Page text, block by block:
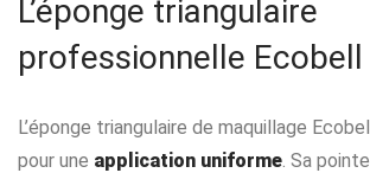
L’éponge triangulaire
professionnelle Ecobell
L’éponge triangulaire de maquillage
pour une application uniforme. Sa